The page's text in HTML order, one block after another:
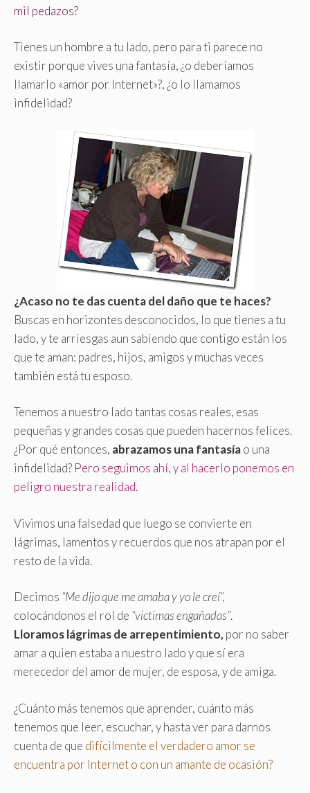
mil pedazos?
Tienes un hombre a tu lado, pero para ti parece no
existir porque vives una fantasía, ¿o deberíamos
llamarlo «amor por Internet»?, ¿o lo llamamos
infidelidad?
¿Acaso no te das cuenta del daño que te haces?
Buscas en horizontes desconocidos, lo que tienes a tu
lado, y te arriesgas aun sabiendo que contigo están los
que te aman: padres, hijos, amigos y muchas veces
también está tu esposo.
Tenemos a nuestro lado tantas cosas reales, esas
pequeñas y grandes cosas que pueden hacernos felices.
¿Por qué entonces, abrazamos una fantasíao una
infidelidad? Pero seguimos ahí, y al hacerlo ponemos en
peligro nuestra realidad.
Vivimos una falsedad que luego se convierte en
lágrimas, lamentos y recuerdos que nos atrapan por el
resto de la vida.
Decimos “Me dijo que me amaba y yo le creí”,
colocándonos el rol de “victimas engañadas”.
Lloramos lágrimas de arrepentimiento, por no saber
amar a quien estaba a nuestro lado y que sí era
merecedor del amor de mujer, de esposa, y de amiga.
¿Cuánto más tenemos que aprender, cuánto más
tenemos que leer, escuchar, y hasta ver para darnos
cuenta de que difícilmente el verdadero amor se
encuentra por Internet o con un amante de ocasión?